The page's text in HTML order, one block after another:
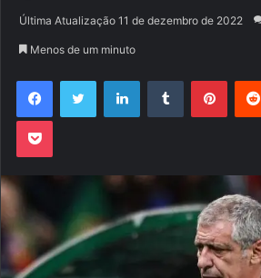
mail
Última Atualização 11 de dezembro de 2022
Menos de um minuto
FacebookTwitter LinkedinTumblr
Pocket